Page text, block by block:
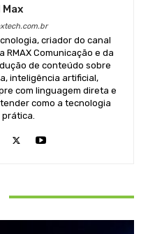
criador do canal
RMAX Comunicação e da
de conteúdo sobre
inteligência artificial,
com linguagem direta e
como a tecnologia